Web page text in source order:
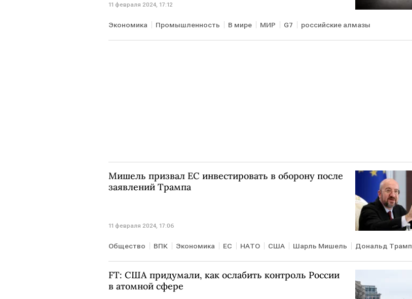
11 февраля 2024, 17:12
Экономика Промышленность В мире МИР G7 российские алмазы
Мишель призвал ЕС инвестировать в оборону после
заявлений Трампа
11 февраля 2024, 17:06
Общество ВПК Экономика ЕС НАТО США Шарль Мишель Дональд Трамп
FT: США придумали, как ослабить контроль России
в атомной сфере